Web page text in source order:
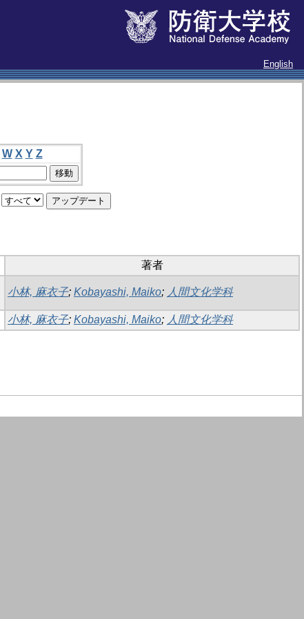
English
W X Y Z
著者
小林, 麻衣子; Kobayashi, Maiko; 人間文化学科
小林, 麻衣子; Kobayashi, Maiko; 人間文化学科